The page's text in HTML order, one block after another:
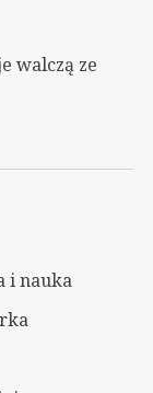
walczą ze
i nauka